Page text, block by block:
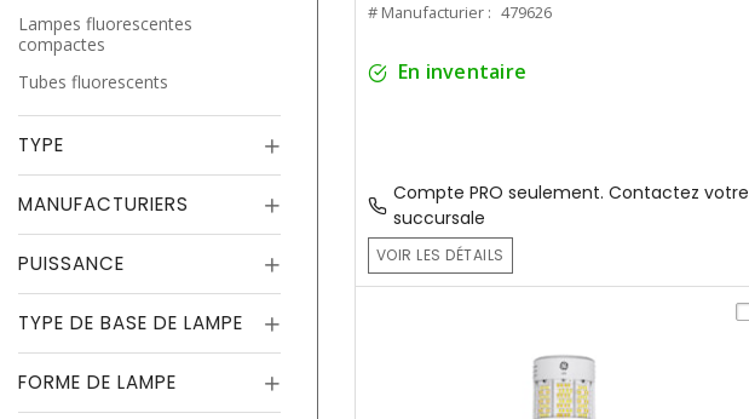
Lampes fluorescentes
compactes
Tubes fluorescents
TYPE
MANUFACTURIERS
PUISSANCE
TYPE DE BASE DE LAMPE
FORME DE LAMPE
# Manufacturier : 479626
En inventaire
Compte PRO seulement. Contactez votre
succursale
VOIR LES DÉTAILS